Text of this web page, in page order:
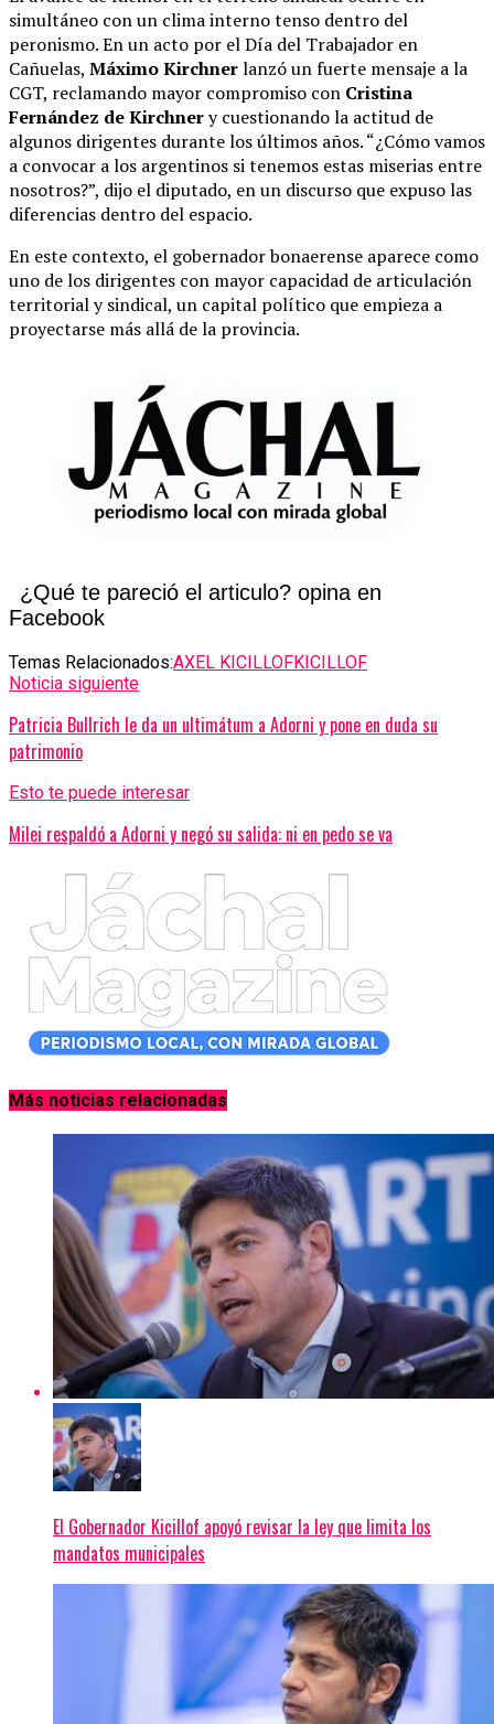
simultáneo con un clima interno tenso dentro del
peronismo. En un acto por el Día del Trabajador en
Cañuelas, Máximo Kirchnerlanzó un fuerte mensaje a la
CGT, reclamando mayor compromiso con Cristina
Fernández de Kirchnery cuestionando la actitud de
algunos dirigentes durante los últimos años. “¿Cómo vamos
a convocar a los argentinos si tenemos estas miserias entre
nosotros?”, dijo el diputado, en un discurso que expuso las
diferencias dentro del espacio.
En este contexto, el gobernador bonaerense aparece como
uno de los dirigentes con mayor capacidad de articulación
territorial y sindical, un capital político que empieza a
proyectarse más allá de la provincia.
¿Qué te pareció el articulo? opina en
Facebook
Temas Relacionados:AXEL KICILLOFKICILLOF
Noticia siguiente
Patricia Bullrich le da un ultimátum a Adorni y pone en duda su
patrimonio
Esto te puede interesar
Milei respaldó a Adorni y negó su salida: ni en pedo se va
Más noticias relacionadas
El Gobernador Kicillof apoyó revisar la ley que limita los
mandatos municipales